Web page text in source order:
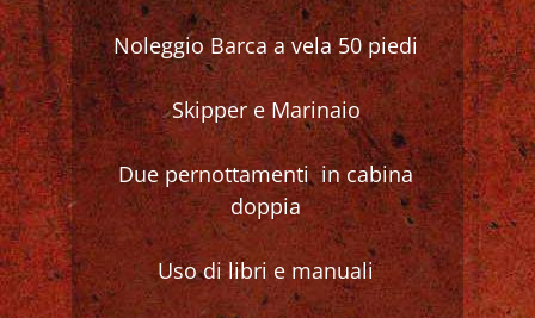
Noleggio Barca a vela 50 piedi
Skipper e Marinaio
Due pernottamenti in cabina
doppia
Uso di libri e manuali